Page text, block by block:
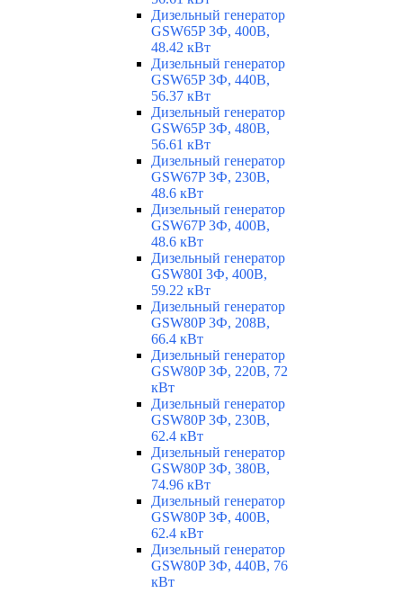
Дизельный генератор
GSW65P 3Ф, 400В,
48.42 кВт
Дизельный генератор
GSW65P 3Ф, 440В,
56.37 кВт
Дизельный генератор
GSW65P 3Ф, 480В,
56.61 кВт
Дизельный генератор
GSW67P 3Ф, 230В,
48.6 кВт
Дизельный генератор
GSW67P 3Ф, 400В,
48.6 кВт
Дизельный генератор
GSW80I 3Ф, 400В,
59.22 кВт
Дизельный генератор
GSW80P 3Ф, 208В,
66.4 кВт
Дизельный генератор
GSW80P 3Ф, 220В, 72
кВт
Дизельный генератор
GSW80P 3Ф, 230В,
62.4 кВт
Дизельный генератор
GSW80P 3Ф, 380В,
74.96 кВт
Дизельный генератор
GSW80P 3Ф, 400В,
62.4 кВт
Дизельный генератор
GSW80P 3Ф, 440В, 76
кВт